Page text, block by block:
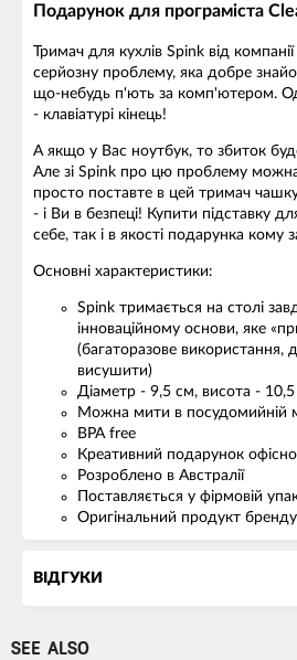
Подарунок для програміста
Тримач для кухлів Spink від
серйозну проблему, яка добре
що-небудь п'ють за комп'ютером.
- клавіатурі кінець!
А якщо у Вас ноутбук, то збиток
Але зі Spink про цю проблему
просто поставте в цей тримач
- і Ви в безпеці! Купити підставку
себе, так і в якості подарунка кому
Основні характеристики:
Spink тримається на столі
інноваційному основи, яке
(багаторазове використання,
висушити)
Діаметр - 9,5 см, висота -
Можна мити в посудомийній
BPA free
Креативний подарунок
Розроблено в Австралії
Поставляється у фірмовій
Оригінальний продукт
ВІДГУКИ
SEE ALSO